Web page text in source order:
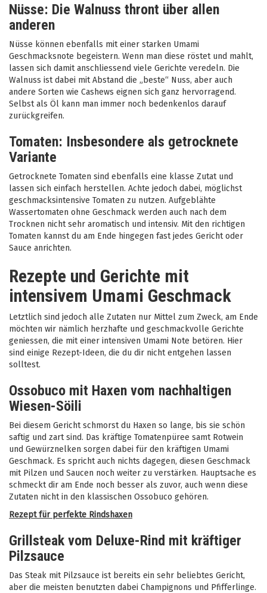
Nüsse: Die Walnuss thront über allen
anderen
Nüsse können ebenfalls mit einer starken Umami
Geschmacksnote begeistern. Wenn man diese röstet und mahlt,
lassen sich damit anschliessend viele Gerichte veredeln. Die
Walnuss ist dabei mit Abstand die „beste“ Nuss, aber auch
andere Sorten wie Cashews eignen sich ganz hervorragend.
Selbst als Öl kann man immer noch bedenkenlos darauf
zurückgreifen.
Tomaten: Insbesondere als getrocknete
Variante
Getrocknete Tomaten sind ebenfalls eine klasse Zutat und
lassen sich einfach herstellen. Achte jedoch dabei, möglichst
geschmacksintensive Tomaten zu nutzen. Aufgeblähte
Wassertomaten ohne Geschmack werden auch nach dem
Trocknen nicht sehr aromatisch und intensiv. Mit den richtigen
Tomaten kannst du am Ende hingegen fast jedes Gericht oder
Sauce anrichten.
Rezepte und Gerichte mit
intensivem Umami Geschmack
Letztlich sind jedoch alle Zutaten nur Mittel zum Zweck, am Ende
möchten wir nämlich herzhafte und geschmackvolle Gerichte
geniessen, die mit einer intensiven Umami Note betören. Hier
sind einige Rezept-Ideen, die du dir nicht entgehen lassen
solltest.
Ossobuco mit Haxen vom nachhaltigen
Wiesen-Söili
Bei diesem Gericht schmorst du Haxen so lange, bis sie schön
saftig und zart sind. Das kräftige Tomatenpüree samt Rotwein
und Gewürznelken sorgen dabei für den kräftigen Umami
Geschmack. Es spricht auch nichts dagegen, diesen Geschmack
mit Pilzen und Saucen noch weiter zu verstärken. Hauptsache es
schmeckt dir am Ende noch besser als zuvor, auch wenn diese
Zutaten nicht in den klassischen Ossobuco gehören.
Rezept für perfekte Rindshaxen
Grillsteak vom Deluxe-Rind mit kräftiger
Pilzsauce
Das Steak mit Pilzsauce ist bereits ein sehr beliebtes Gericht,
aber die meisten benutzten dabei Champignons und Pfifferlinge.